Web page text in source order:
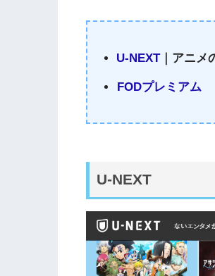
U-NEXT｜アニメ
FODプレミアム
U-NEXT